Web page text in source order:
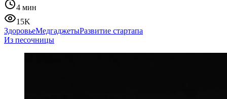
4 мин
15K
ЗдоровьеМедгаджетыРазвитие стартапа
Из песочницы